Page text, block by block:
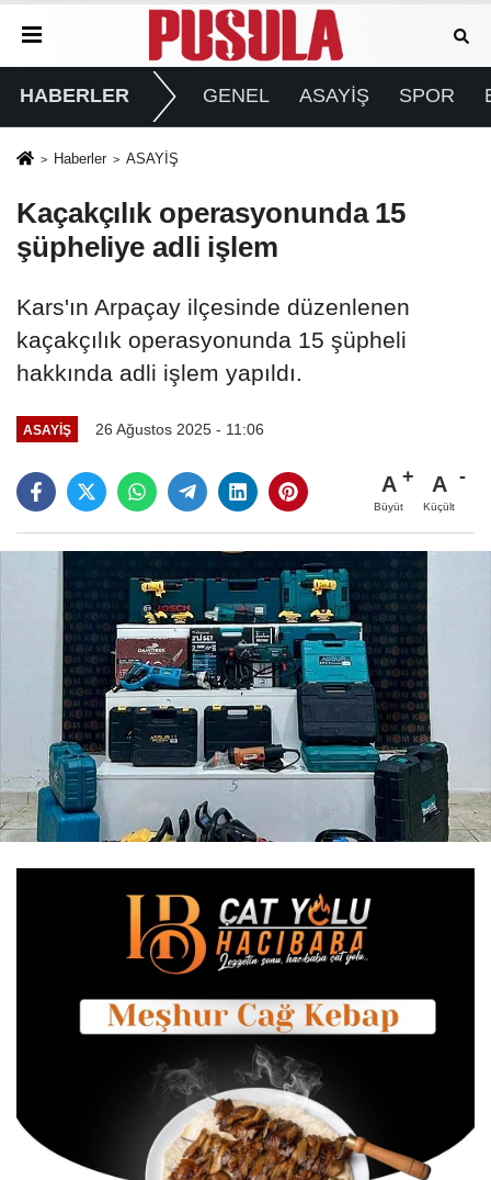
HABERLER GENEL ASAYİŞ SPOR
Haberler ASAYİŞ
Kaçakçılık operasyonunda 15
şüpheliye adli işlem
Kars'ın Arpaçay ilçesinde düzenlenen
kaçakçılık operasyonunda 15 şüpheli
hakkında adli işlem yapıldı.
ASAYİŞ 26 Ağustos 2025 - 11:06
A
Büyüt
A
Küçült